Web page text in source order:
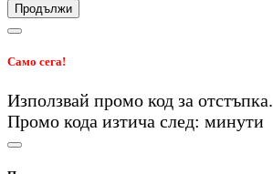
Продължи
Само сега!
Използвай промо код за отстъпка.
Промо кода изтича след: минути